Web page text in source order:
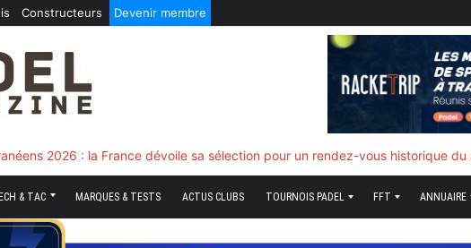
Constructeurs Devenir membre
tout le match mais décisif quand tout bascule
6 Août 2026
& TAC
10 Juin 2026
MARQUES & TESTS ACTUS CLUBS TOURNOIS PADEL FFT ANNUAIRE